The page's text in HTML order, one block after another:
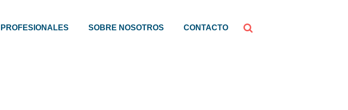
PROFESIONALES SOBRE NOSOTROS CONTACTO